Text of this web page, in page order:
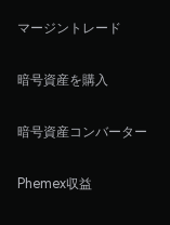
マージントレード
暗号資産を購入
暗号資産コンバーター
Phemex収益